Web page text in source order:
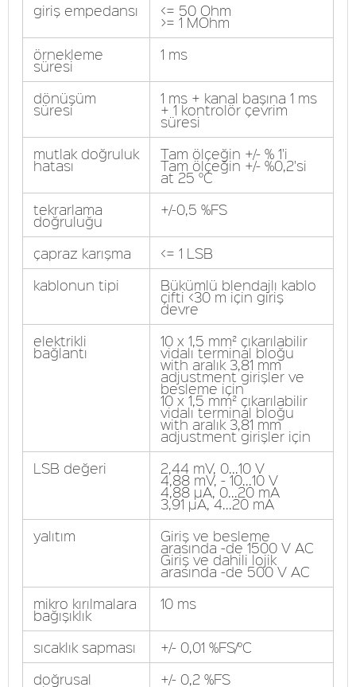
giriş empedansı
<= 50 Ohm
>= 1 MOhm
örnekleme
süresi
1 ms
dönüşüm
süresi
1 ms + kanal başına 1 ms
+ 1 kontrolör çevrim
süresi
mutlak doğruluk
hatası
Tam ölçeğin +/- % 1'i
Tam ölçeğin +/- %0,2'si
at 25 °C
tekrarlama
doğruluğu
+/-0,5 %FS
çapraz karışma
<= 1 LSB
kablonun tipi
Bükümlü blendajlı kablo
çifti <30 m için giriş
devre
elektrikli
bağlantı
10 x 1,5 mm² çıkarılabilir
vidalı terminal bloğu
with aralık 3,81 mm
adjustment girişler ve
besleme için
10 x 1,5 mm² çıkarılabilir
vidalı terminal bloğu
with aralık 3,81 mm
adjustment girişler için
LSB değeri
2,44 mV, 0...10 V
4,88 mV, - 10...10 V
4,88 µA, 0...20 mA
3,91 µA, 4...20 mA
yalıtım
Giriş ve besleme
arasında -de 1500 V AC
Giriş ve dahili lojik
arasında -de 500 V AC
mikro kırılmalara
bağışıklık
10 ms
sıcaklık sapması
+/- 0,01 %FS/°C
doğrusal
+/- 0,2 %FS